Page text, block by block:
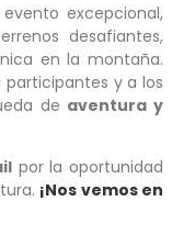
excepcional,
desafiantes,
en la montaña.
participantes y a los
de aventura y
por la oportunidad
¡Nos vemos en